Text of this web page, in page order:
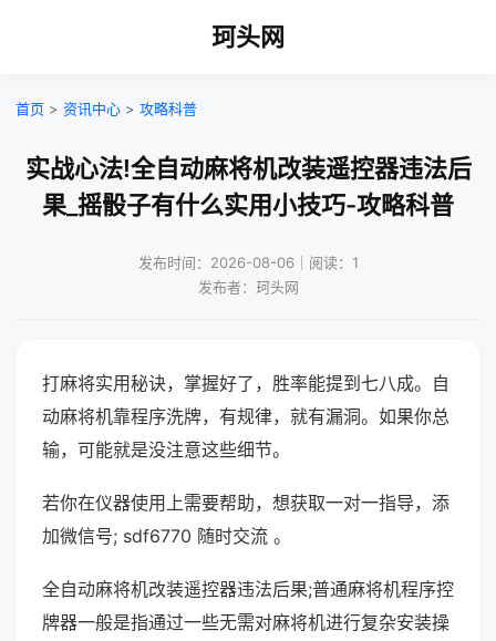
珂头网
首页 > 资讯中心 > 攻略科普
实战心法!全自动麻将机改装遥控器违法后
果_摇骰子有什么实用小技巧-攻略科普
发布时间：2026-08-06｜阅读：1
发布者：珂头网
打麻将实用秘诀，掌握好了，胜率能提到七八成。自
动麻将机靠程序洗牌，有规律，就有漏洞。如果你总
输，可能就是没注意这些细节。
若你在仪器使用上需要帮助，想获取一对一指导，添
加微信号; sdf6770 随时交流 。
全自动麻将机改装遥控器违法后果;普通麻将机程序控
牌器一般是指通过一些无需对麻将机进行复杂安装操